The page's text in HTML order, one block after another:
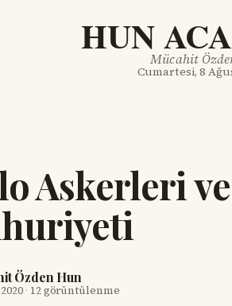
HUNMücahit
Cumartesi, 8
Askerleri
Özden Hun
· 12 görüntülenme